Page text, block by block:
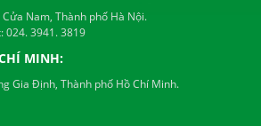
Nam, Thành phố Hà Nội.
024. 3941. 3819
MINH:
Gia Định, Thành phố Hồ Chí Minh.